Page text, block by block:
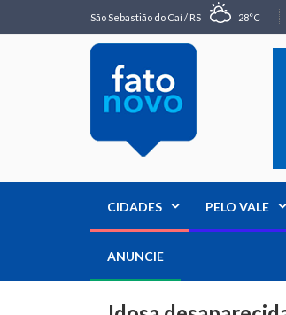
São Sebastião do Caí / RS 28°C
CIDADES PELO VALE
ANUNCIE